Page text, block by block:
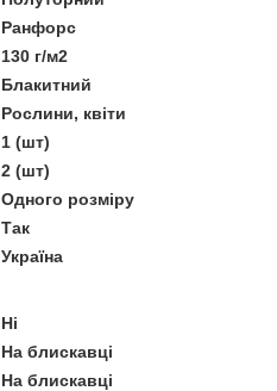
Ранфорс
130 г/м2
Блакитний
Рослини, квіти
1 (шт)
2 (шт)
Одного розміру
Так
Україна
Ні
На блискавці
На блискавці